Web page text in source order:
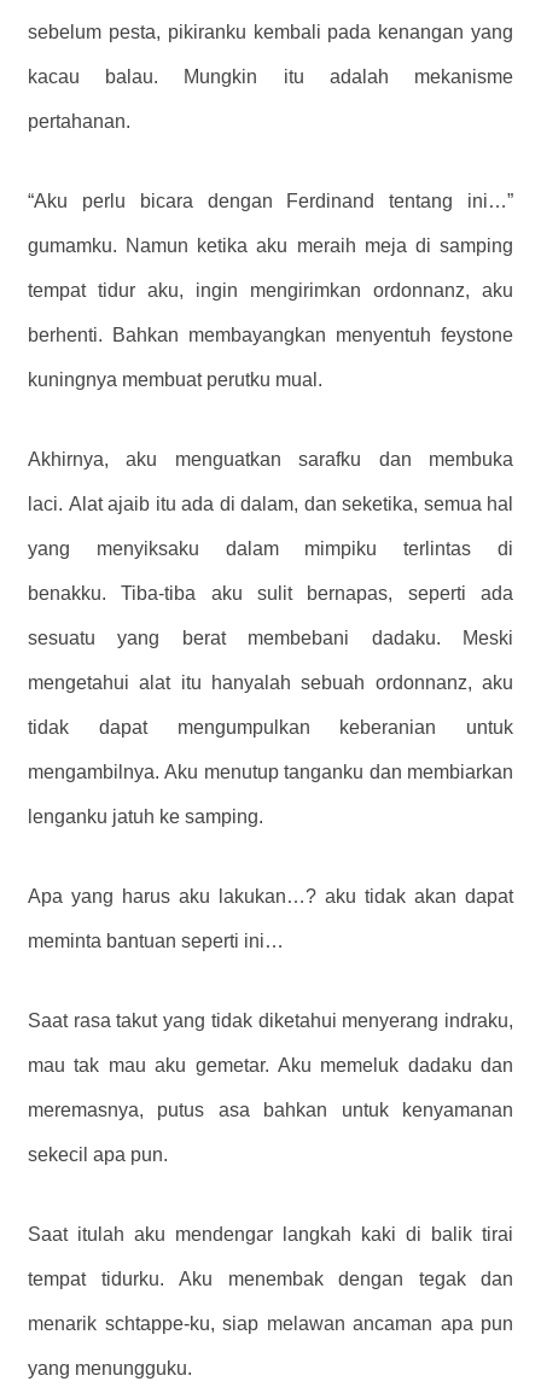
sebelum pesta, pikiranku kembali pada kenangan yang
kacau balau. Mungkin itu adalah mekanisme
pertahanan.
“Aku perlu bicara dengan Ferdinand tentang ini…”
gumamku. Namun ketika aku meraih meja di samping
tempat tidur aku, ingin mengirimkan ordonnanz, aku
berhenti. Bahkan membayangkan menyentuh feystone
kuningnya membuat perutku mual.
Akhirnya, aku menguatkan sarafku dan membuka
laci. Alat ajaib itu ada di dalam, dan seketika, semua hal
yang menyiksaku dalam mimpiku terlintas di
benakku. Tiba-tiba aku sulit bernapas, seperti ada
sesuatu yang berat membebani dadaku. Meski
mengetahui alat itu hanyalah sebuah ordonnanz, aku
tidak dapat mengumpulkan keberanian untuk
mengambilnya. Aku menutup tanganku dan membiarkan
lenganku jatuh ke samping.
Apa yang harus aku lakukan…? aku tidak akan dapat
meminta bantuan seperti ini…
Saat rasa takut yang tidak diketahui menyerang indraku,
mau tak mau aku gemetar. Aku memeluk dadaku dan
meremasnya, putus asa bahkan untuk kenyamanan
sekecil apa pun.
Saat itulah aku mendengar langkah kaki di balik tirai
tempat tidurku. Aku menembak dengan tegak dan
menarik schtappe-ku, siap melawan ancaman apa pun
yang menungguku.